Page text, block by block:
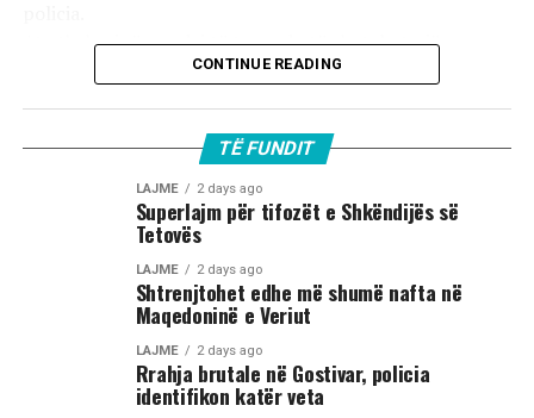
Ata theksojnë se ndaj të treve do të zbatohet një
procedurë e përshpejtuar para gjykatës sapo të
autoriteteve, sulmi ka ndodhur në orët e para të
mëngjesit të 2 gushtit në rrugën „Borçe Jovanoski“, ku
dy të rinj janë goditur me mjete dhe shkopinj druri.
Në rrjetet sociale u shfaq një video-incizim shqetësues
nga Gostivari, në të cilin shfaqet një përleshje e ashpër
fizike mes një grupi më të madh të rinjsh.
Sipas informacioneve të publikuara, gjatë rrahjes, njëri
nga djemtë është goditur në pjesën e kokës, pas së cilës
ka rënë në tokë dhe ka mbetur i palëvizshëm.
CONTINUE READING
TË FUNDIT
LAJME 2 days ago
Superlajm për tifozët e Shkëndijës së
Tetovës
LAJME 2 days ago
Shtrenjtohet edhe më shumë nafta në
Maqedoninë e Veriut
LAJME 2 days ago
Rrahja brutale në Gostivar, policia
identifikon katër veta